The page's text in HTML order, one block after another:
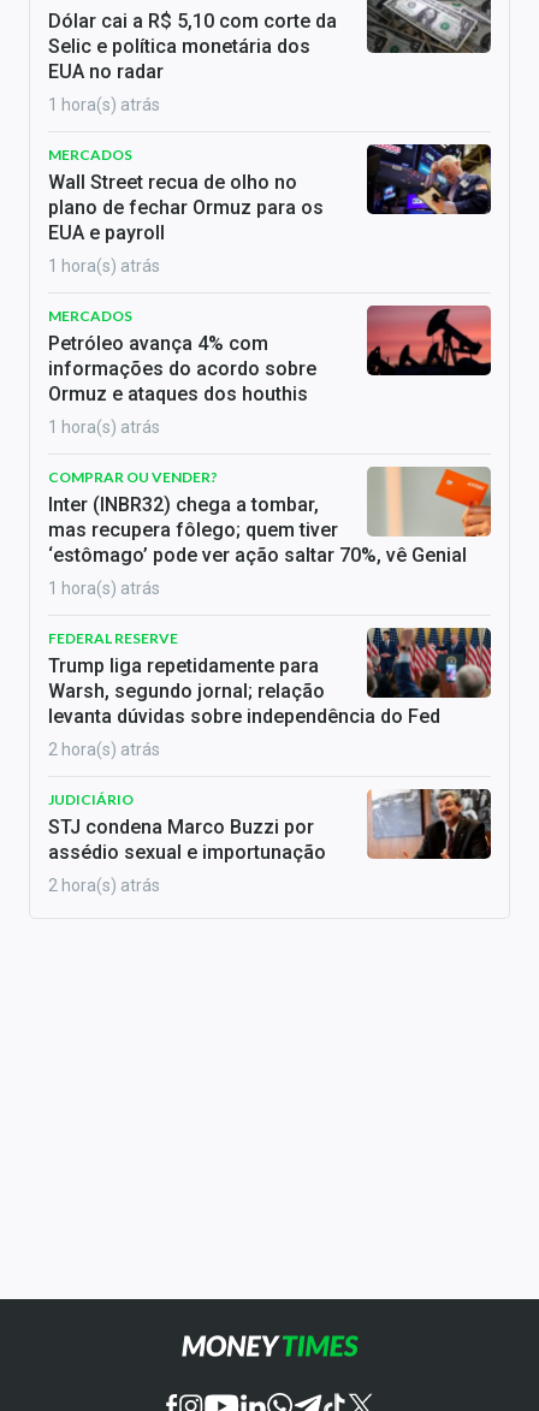
Dólar cai a R$ 5,10 com corte da
Selic e política monetária dos
EUA no radar
1 hora(s) atrás
MERCADOS
Wall Street recua de olho no
plano de fechar Ormuz para os
EUA e payroll
1 hora(s) atrás
MERCADOS
Petróleo avança 4% com
informações do acordo sobre
Ormuz e ataques dos houthis
1 hora(s) atrás
COMPRAR OU VENDER?
Inter (INBR32) chega a tombar,
mas recupera fôlego; quem tiver
‘estômago’ pode ver ação saltar 70%, vê Genial
1 hora(s) atrás
FEDERAL RESERVE
Trump liga repetidamente para
Warsh, segundo jornal; relação
levanta dúvidas sobre independência do Fed
2 hora(s) atrás
JUDICIÁRIO
STJ condena Marco Buzzi por
assédio sexual e importunação
2 hora(s) atrás